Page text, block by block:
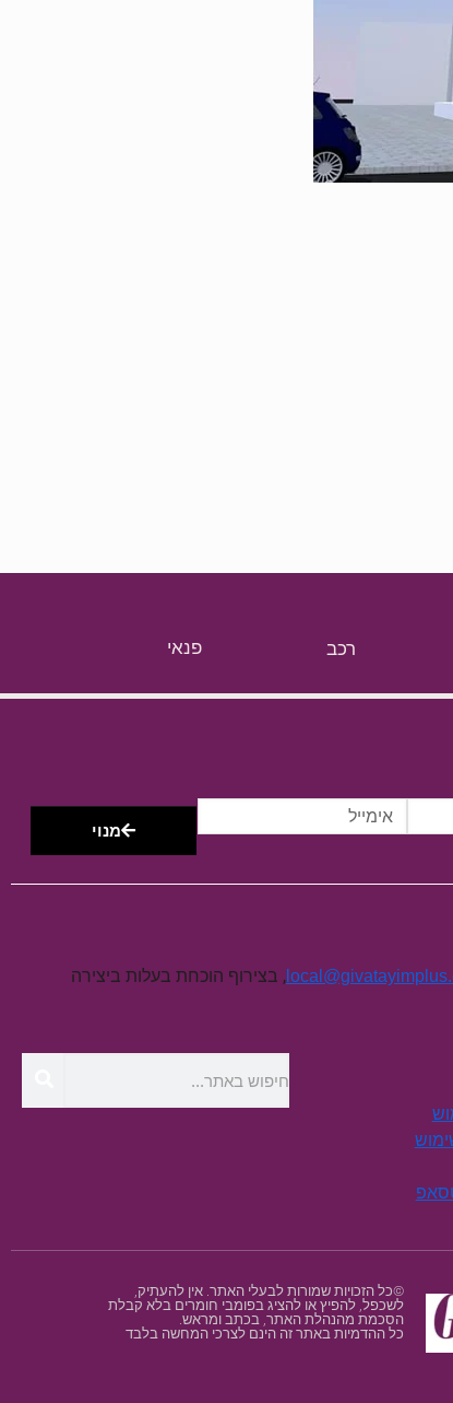
רכב פנאי
מנוי
, בצירוף הוכחת בעלות ביצירה
©כל הזכויות שמורות לבעלי האתר. אין להעתיק,
לשכפל, להפיץ או להציג בפומבי חומרים בלא קבלת
הסכמת מהנהלת האתר, בכתב ומראש.
כל ההדמיות באתר זה הינם לצרכי המחשה בלבד